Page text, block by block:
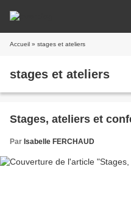
Accueil » stages et ateliers
stages et ateliers
Stages, ateliers et
Par Isabelle FERCHAUD